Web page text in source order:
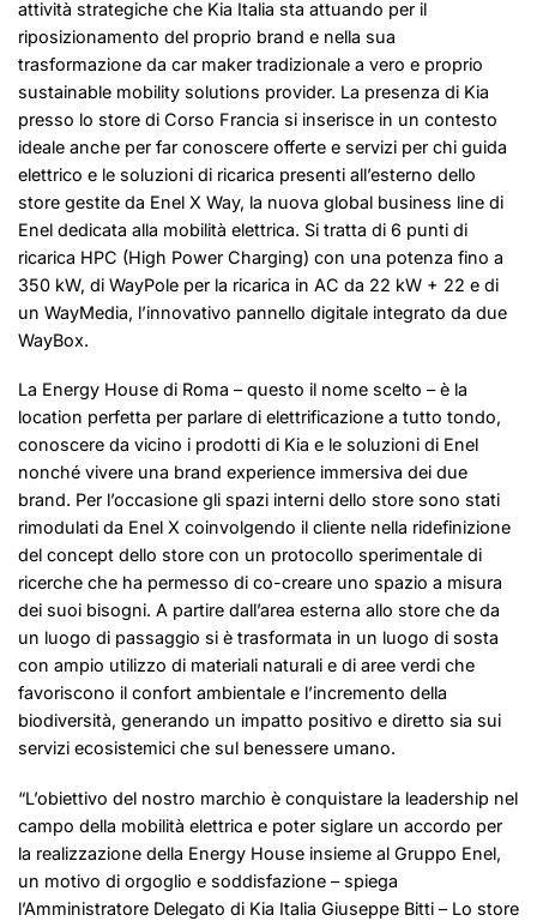
attività strategiche che Kia Italia sta attuando per il
riposizionamento del proprio brand e nella sua
trasformazione da car maker tradizionale a vero e proprio
sustainable mobility solutions provider. La presenza di Kia
presso lo store di Corso Francia si inserisce in un contesto
ideale anche per far conoscere offerte e servizi per chi guida
elettrico e le soluzioni di ricarica presenti all’esterno dello
store gestite da Enel X Way, la nuova global business line di
Enel dedicata alla mobilità elettrica. Si tratta di 6 punti di
ricarica HPC (High Power Charging) con una potenza fino a
350 kW, di WayPole per la ricarica in AC da 22 kW + 22 e di
un WayMedia, l’innovativo pannello digitale integrato da due
WayBox.
La Energy House di Roma – questo il nome scelto – è la
location perfetta per parlare di elettrificazione a tutto tondo,
conoscere da vicino i prodotti di Kia e le soluzioni di Enel
nonché vivere una brand experience immersiva dei due
brand. Per l’occasione gli spazi interni dello store sono stati
rimodulati da Enel X coinvolgendo il cliente nella ridefinizione
del concept dello store con un protocollo sperimentale di
ricerche che ha permesso di co-creare uno spazio a misura
dei suoi bisogni. A partire dall’area esterna allo store che da
un luogo di passaggio si è trasformata in un luogo di sosta
con ampio utilizzo di materiali naturali e di aree verdi che
favoriscono il confort ambientale e l’incremento della
biodiversità, generando un impatto positivo e diretto sia sui
servizi ecosistemici che sul benessere umano.
“L’obiettivo del nostro marchio è conquistare la leadership nel
campo della mobilità elettrica e poter siglare un accordo per
la realizzazione della Energy House insieme al Gruppo Enel,
un motivo di orgoglio e soddisfazione – spiega
l’Amministratore Delegato di Kia Italia Giuseppe Bitti – Lo store